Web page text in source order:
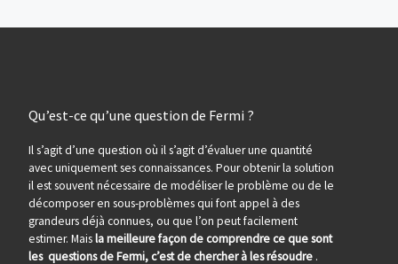
Qu’est-ce qu’une question de Fermi ?
Il s’agit d’une question où il s’agit d’évaluer une quantité
avec uniquement ses connaissances. Pour obtenir la solution
il est souvent nécessaire de modéliser le problème ou de le
décomposer en sous-problèmes qui font appel à des
grandeurs déjà connues, ou que l’on peut facilement
estimer. Maisla meilleure façon de comprendre ce que sont
les questions de Fermi, c’est de chercher à les résoudre.